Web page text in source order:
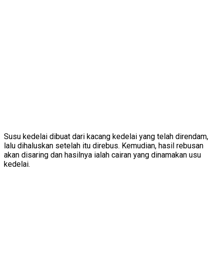
Susu kedelai dibuat dari kacang kedelai yang telah direndam,
lalu dihaluskan setelah itu direbus. Kemudian, hasil rebusan
akan disaring dan hasilnya ialah cairan yang dinamakan usu
kedelai.